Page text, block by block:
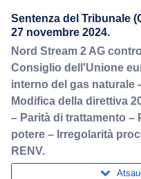
Sentenza del Tribunale
27 novembre 2024.
Nord Stream 2 AG
Consiglio dell'Unione
interno del gas naturale
Modifica della direttiva
– Parità di trattamento –
potere – Irregolarità
RENV.